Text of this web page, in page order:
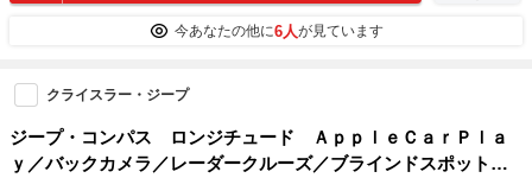
今あなたの他に6人が見ています
クライスラー・ジープ
ジープ・コンパス ロンジチュード ＡｐｐｌｅＣａｒＰｌａ
ｙ／バックカメラ／レーダークルーズ／ブラインドスポット／